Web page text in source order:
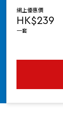
網上優惠價
HK$239
一套